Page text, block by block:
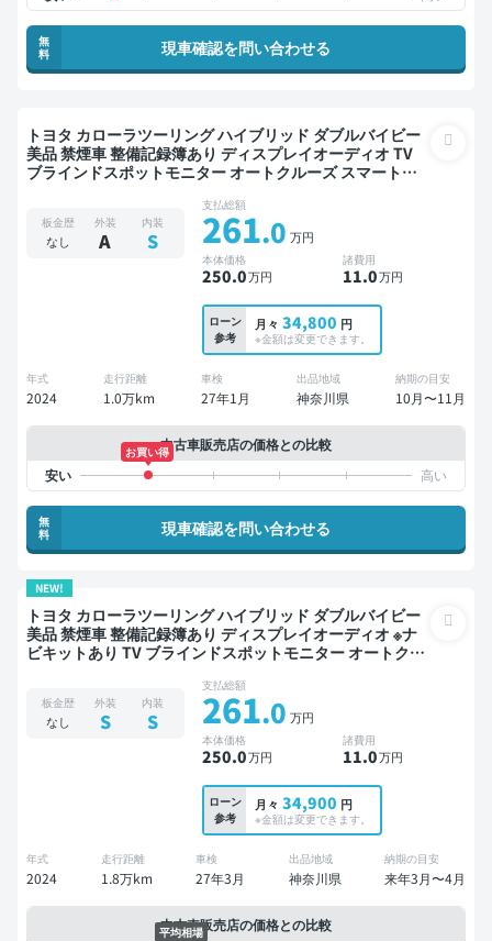
無
料
現車確認を問い合わせる
トヨタ カローラツーリング ハイブリッド ダブルバイビー
美品 禁煙車 整備記録簿あり ディスプレイオーディオ TV
ブラインドスポットモニター オートクルーズ スマートキ
板金歴
なし
外装
A
内装
S
支払総額
261.0 万円
本体価格
250.0万円
諸費用
11.0万円
ローン
参考
月々 34,800 円
※金額は変更できます。
年式
2024
走行距離
1.0万km
車検
27年1月
出品地域
神奈川県
納期の目安
10月〜11月
中古車販売店の価格との比較
お買い得
無
料
現車確認を問い合わせる
NEW!
トヨタ カローラツーリング ハイブリッド ダブルバイビー
美品 禁煙車 整備記録簿あり ディスプレイオーディオ ※ナ
ビキットあり TV ブラインドスポットモニター オートクル
板金歴
なし
外装
S
内装
S
支払総額
261.0 万円
本体価格
250.0万円
諸費用
11.0万円
ローン
参考
月々 34,900 円
※金額は変更できます。
年式
2024
走行距離
1.8万km
車検
27年3月
出品地域
神奈川県
納期の目安
来年3月〜4月
中古車販売店の価格との比較
平均相場